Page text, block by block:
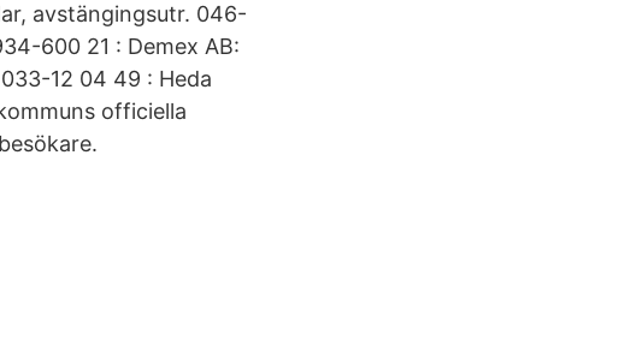
avstängingsutr. 046-
600 21 : Demex AB:
12 04 49 : Heda
officiella